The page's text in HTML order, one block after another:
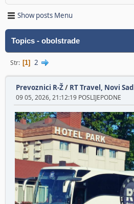
Show posts Menu
Topics - obolstrade
Str 1 2
Prevoznici R-Ž/ RT Travel, Novi Sad
09 05, 2026, 21:12:19 POSLIJEPODNE